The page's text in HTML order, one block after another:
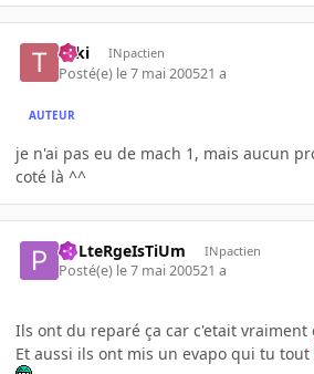
Taki INpactien
Posté(e) le 7 mai 200521 a
AUTEUR
je n'ai pas eu de mach 1, mais aucun
coté là ^^
PoLteRgeIsTiUm INpactien
Posté(e) le 7 mai 200521 a
Ils ont du reparé ça car c'etait vraiment
Et aussi ils ont mis un evapo qui tu tout